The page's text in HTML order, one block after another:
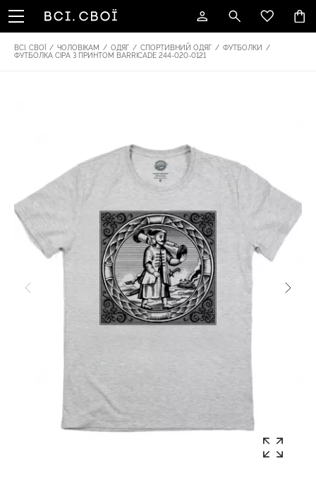
ВСІ. СВОЇ / ЧОЛОВІКАМ / ОДЯГ / СПОРТИВНИЙ ОДЯГ / ФУТБОЛКИ
/
ФУТБОЛКА СІРА З ПРИНТОМ BARRICADE 244-020-0121